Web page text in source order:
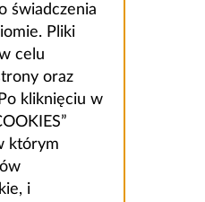
świadczenia
Pliki
celu
oraz
kliknięciu w
którym
i